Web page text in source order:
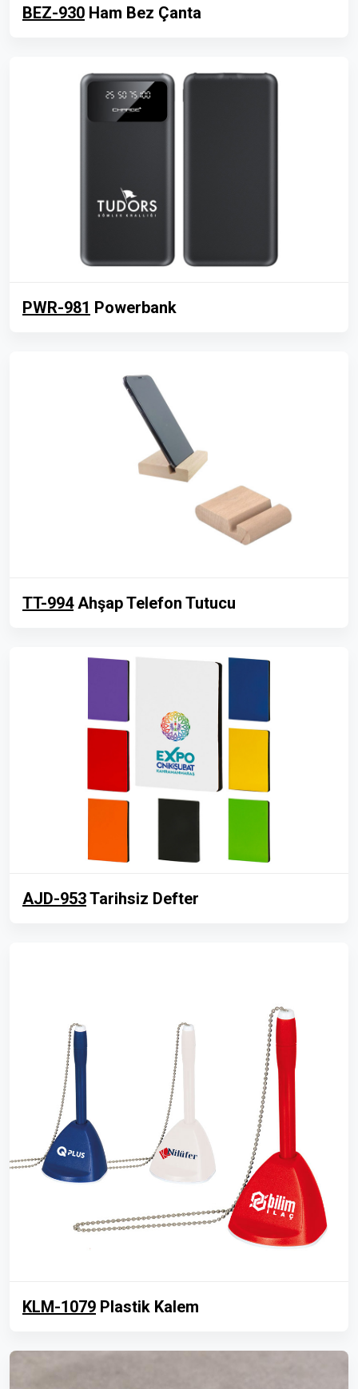
BEZ-930 Ham Bez Çanta
PWR-981 Powerbank
TT-994Ahşap Telefon Tutucu
AJD-953Tarihsiz Defter
KLM-1079 Plastik Kalem